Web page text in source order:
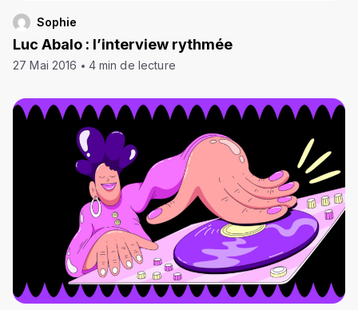
Sophie
Luc Abalo : l’interview rythmée
27 Mai 2016 4 min de lecture